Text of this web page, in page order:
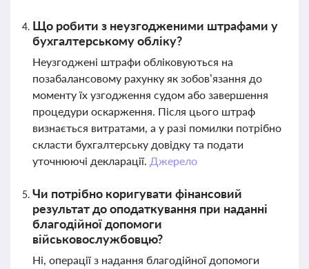
Що робити з неузгодженими штрафами у
бухгалтерському обліку?
Неузгоджені штрафи обліковуються на
позабалансовому рахунку як зобов’язання до
моменту їх узгодження судом або завершення
процедури оскарження. Після цього штраф
визнається витратами, а у разі помилки потрібно
скласти бухгалтерську довідку та подати
уточнюючі декларації. Джерело
Чи потрібно коригувати фінансовий
результат до оподаткування при наданні
благодійної допомоги
військовослужбовцю?
Ні, операції з надання благодійної допомоги